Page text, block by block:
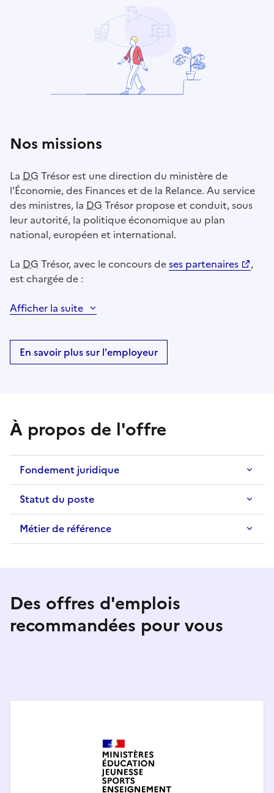
Nos missions
La DG Trésor est une direction du ministère de
l’Économie, des Finances et de la Relance. Au service
des ministres, la DG Trésor propose et conduit, sous
leur autorité, la politique économique au plan
national, européen et international.
La DG Trésor, avec le concours deses partenaires
,
est chargée de :
Afficher la suite
En savoir plus sur l'employeur
À propos de l'offre
Fondement juridique
Statut du poste
Métier de référence
Des offres d'emplois
recommandées pour vous